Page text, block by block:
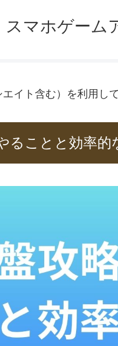
スマホゲーム
イト含む）を利用して
ることと効率的